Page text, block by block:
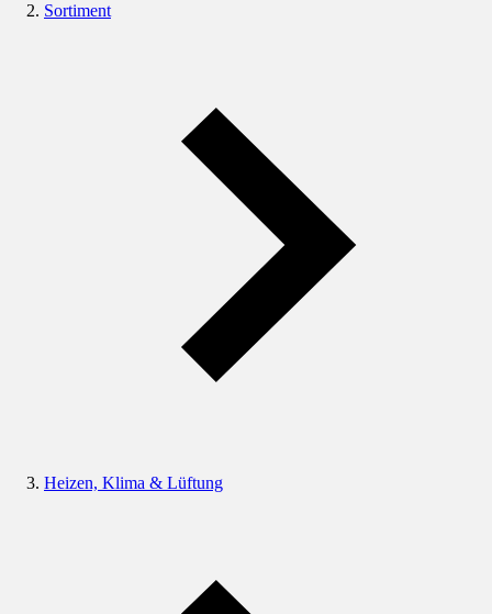
Sortiment
Heizen, Klima & Lüftung